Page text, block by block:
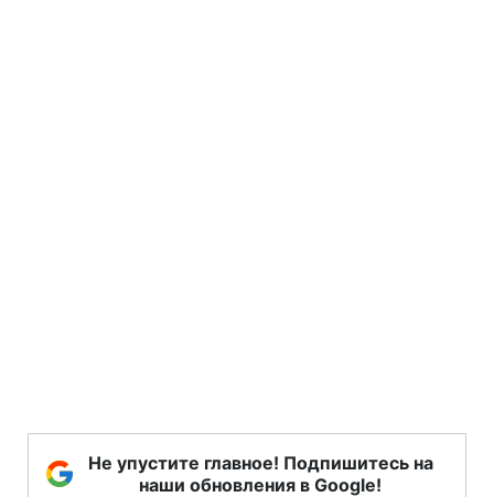
Не упустите главное! Подпишитесь на
наши обновления в Google!